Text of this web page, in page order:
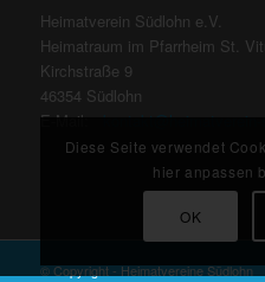
Heimatverein Südlohn e.V.
Heimatraum im Pfarrheim St.
Kirchstraße 9
46354 Südlohn
E-Mail: kontakt@heimatverein-
© Copyright - Heimatvereine Südlohn
Diese Seite verwendet
hier anpassen
OK